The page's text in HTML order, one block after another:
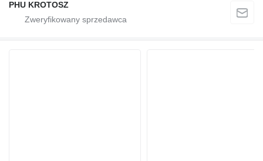
PHU KROTOSZ